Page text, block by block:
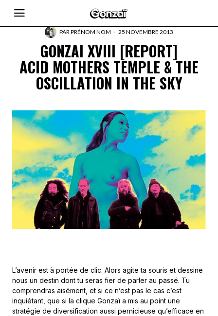
PARPRÉNOM NOM 25 NOVEMBRE 2013
GONZAI XVIII [REPORT]
ACID MOTHERS TEMPLE & THE
OSCILLATION IN THE SKY
L’avenir est à portée de clic. Alors agite ta souris et dessine
nous un destin dont tu seras fier de parler au passé. Tu
comprendras aisément, et si ce n’est pas le cas c’est
inquiétant, que si la clique Gonzaï a mis au point une
stratégie de diversification aussi pernicieuse qu’efficace en